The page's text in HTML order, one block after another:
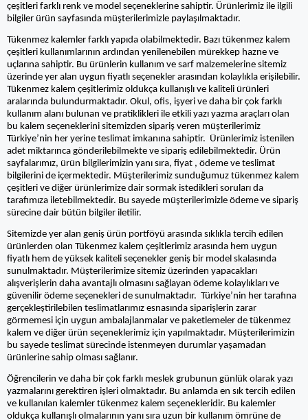
çeşitleri farklı renk ve model seçeneklerine sahiptir. Ürünlerimiz ile ilgili
bilgiler ürün sayfasında müşterilerimizle paylaşılmaktadır.
Tükenmez kalemler farklı yapıda olabilmektedir. Bazı tükenmez kalem
çeşitleri kullanımlarının ardından yenilenebilen mürekkep hazne ve
uçlarına sahiptir. Bu ürünlerin kullanım ve sarf malzemelerine sitemiz
üzerinde yer alan uygun fiyatlı seçenekler arasından kolaylıkla erişilebilir.
Tükenmez kalem çeşitlerimiz oldukça kullanışlı ve kaliteli ürünleri
aralarında bulundurmaktadır. Okul, ofis, işyeri ve daha bir çok farklı
kullanım alanı bulunan ve pratiklikleri ile etkili yazı yazma araçları olan
bu kalem seçeneklerini sitemizden sipariş veren müşterilerimiz
Türkiye’nin her yerine teslimat imkanına sahiptir. Ürünlerimiz istenilen
adet miktarınca gönderilebilmekte ve sipariş edilebilmektedir. Ürün
sayfalarımız, ürün bilgilerimizin yanı sıra, fiyat , ödeme ve teslimat
bilgilerini de içermektedir. Müşterilerimiz sunduğumuz tükenmez kalem
çeşitleri ve diğer ürünlerimize dair sormak istedikleri soruları da
tarafımıza iletebilmektedir. Bu sayede müşterilerimizle ödeme ve sipariş
sürecine dair bütün bilgiler iletilir.
Sitemizde yer alan geniş ürün portföyü arasında sıklıkla tercih edilen
ürünlerden olan Tükenmez kalem çeşitlerimiz arasında hem uygun
fiyatlı hem de yüksek kaliteli seçenekler geniş bir model skalasında
sunulmaktadır. Müşterilerimize sitemiz üzerinden yapacakları
alışverişlerin daha avantajlı olmasını sağlayan ödeme kolaylıkları ve
güvenilir ödeme seçenekleri de sunulmaktadır. Türkiye’nin her tarafına
gerçekleştirilebilen teslimatlarımız esnasında siparişlerin zarar
görmemesi için uygun ambalajlanmalar ve paketlemeler de tükenmez
kalem ve diğer ürün seçeneklerimiz için yapılmaktadır. Müşterilerimizin
bu sayede teslimat sürecinde istenmeyen durumlar yaşamadan
ürünlerine sahip olması sağlanır.
Öğrencilerin ve daha bir çok farklı meslek grubunun günlük olarak yazı
yazmalarını gerektiren işleri olmaktadır. Bu anlamda en sık tercih edilen
ve kullanılan kalemler tükenmez kalem seçenekleridir. Bu kalemler
oldukça kullanışlı olmalarının yanı sıra uzun bir kullanım ömrüne de